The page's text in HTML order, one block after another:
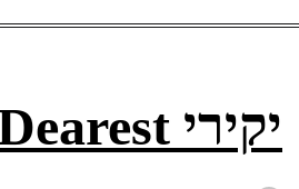
יקירי Dearest דרמה נוגעת ללב. אל תפספסו!